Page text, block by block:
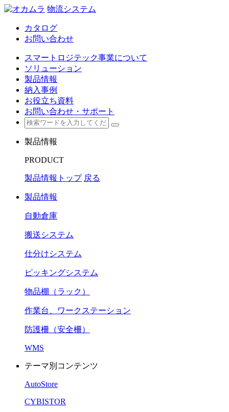
物流システム
カタログ
お問い合わせ
スマートロジテック事業について
ソリューション
製品情報
納入事例
お役立ち資料
お問い合わせ・サポート
製品情報
PRODUCT
製品情報トップ 戻る
製品情報
自動倉庫
搬送システム
仕分けシステム
ピッキングシステム
物品棚（ラック）
作業台、ワークステーション
防護柵（安全柵）
WMS
テーマ別コンテンツ
AutoStore
CYBISTOR